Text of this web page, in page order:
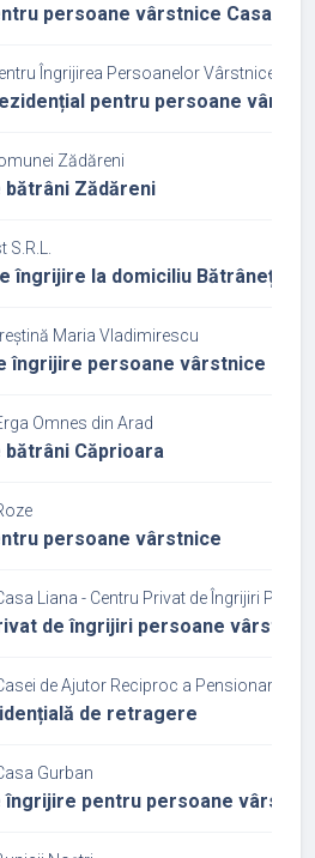
persoane vârstnice Casa
Îngrijirea Persoanelor Vârstnice Dora
pentru persoane
Zădăreni
bătrâni Zădăreni
îngrijire la domiciliu Bătrânețe
Maria Vladimirescu
îngrijire persoane vârstnice
Omnes din Arad
bătrâni Căprioara
persoane vârstnice
Liana - Centru Privat de Îngrijiri
de îngrijiri persoane vârstnice
de Ajutor Reciproc a Pensionarilor
de retragere
Gurban
îngrijire pentru persoane